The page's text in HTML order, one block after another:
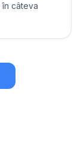
câteva